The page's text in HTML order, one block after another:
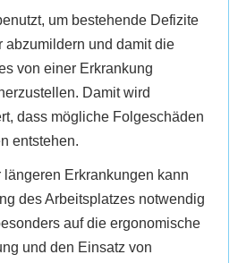
um bestehende Defizite
abzumildern und damit die
von einer Erkrankung
Damit wird
dass mögliche Folgeschäden
entstehen.
Erkrankungen kann
des Arbeitsplatzes notwendig
auf die ergonomische
und den Einsatz von